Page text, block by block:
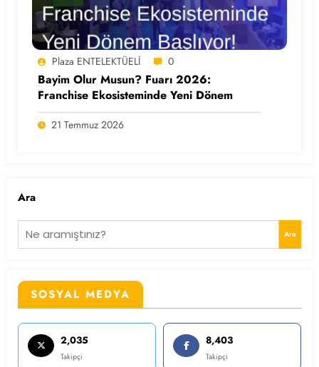
Plaza ENTELEKTÜELİ 0
Bayim Olur Musun? Fuarı 2026:
Franchise Ekosisteminde Yeni Dönem
21 Temmuz 2026
Ara
Ara
SOSYAL MEDYA
2,035
Takipçi
8,403
Takipçi